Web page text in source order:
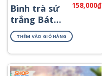
Bình trà sứ
trắng Bát
Tràng đẹp
giá rẻ AT-58
158,000₫
THÊM VÀO GIỎ HÀNG